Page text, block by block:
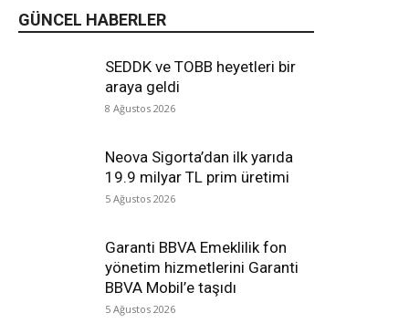
GÜNCEL HABERLER
SEDDK ve TOBB heyetleri bir
araya geldi
8 Ağustos 2026
Neova Sigorta’dan ilk yarıda
19.9 milyar TL prim üretimi
5 Ağustos 2026
Garanti BBVA Emeklilik fon
yönetim hizmetlerini Garanti
BBVA Mobil’e taşıdı
5 Ağustos 2026